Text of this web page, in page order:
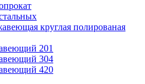
круглая полированая
201
304
420